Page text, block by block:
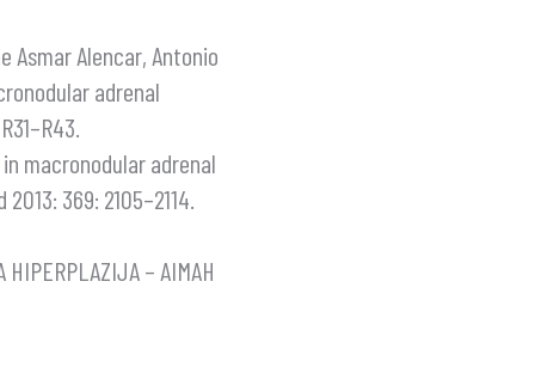
Asmar Alencar, Antonio
adrenal
in macronodular adrenal
369: 2105–2114.
HIPERPLAZIJA – AIMAH